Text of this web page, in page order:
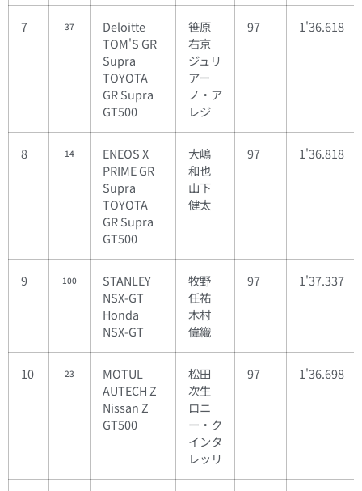
7 37
Deloitte
TOM'S GR
Supra
TOYOTA
GR Supra
GT500
笹原
右京
ジュリ
アー
ノ・ア
レジ
97 1'36.618
8 14
ENEOS X
PRIME GR
Supra
TOYOTA
GR Supra
GT500
大嶋
和也
山下
健太
97 1'36.818
9 100
STANLEY
NSX-GT
Honda
NSX-GT
牧野
任祐
木村
偉織
97 1'37.337
10 23
MOTUL
AUTECH Z
Nissan Z
GT500
松田
次生
ロニ
ー・ク
インタ
レッリ
97 1'36.698